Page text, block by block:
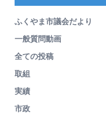
ふくやま市議会だより
一般質問動画
全ての投稿
取組
実績
市政